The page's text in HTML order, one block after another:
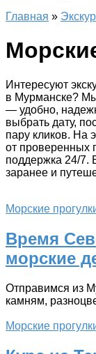
Главная »
Интересуют
в Мурманске?
— удобно,
выбрать дату,
пару кликов. На
от проверенных
поддержка 24/7.
заранее и
Морские
Время
морские
Отправимся из
камням,
Морские